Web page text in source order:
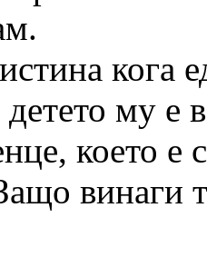
кога
детето му е
което е
винаги